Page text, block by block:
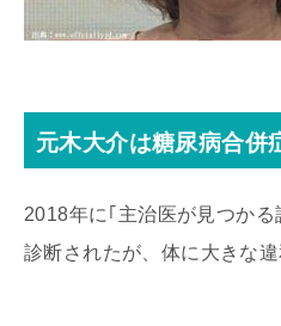
元木大介は糖尿病合併
2018年に｢主治医が見つかる
診断されたが、体に大きな違